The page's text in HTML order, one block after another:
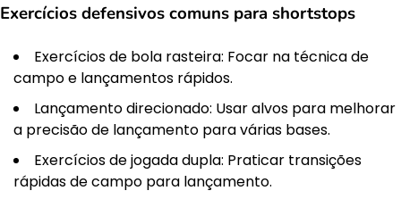
Exercícios defensivos comuns para shortstops
Exercícios de bola rasteira: Focar na técnica de
campo e lançamentos rápidos.
Lançamento direcionado: Usar alvos para melhorar
a precisão de lançamento para várias bases.
Exercícios de jogada dupla: Praticar transições
rápidas de campo para lançamento.